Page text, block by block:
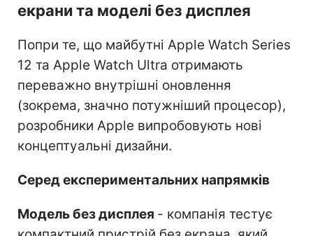
екрани та моделі без дисплея
Попри те, що майбутні Apple Watch Series
12 та Apple Watch Ultra отримають
переважно внутрішні оновлення
(зокрема, значно потужніший процесор),
розробники Apple випробовують нові
концептуальні дизайни.
Серед експериментальних напрямків
Модель без дисплея - компанія тестує